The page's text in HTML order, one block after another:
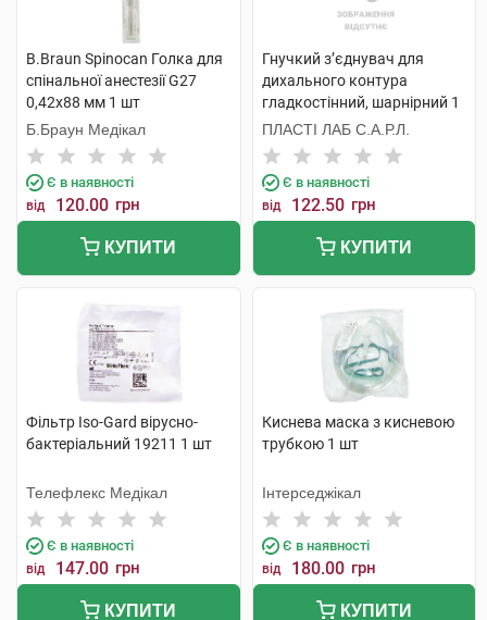
B.Braun Spinocan Голка для
спінальної анестезії G27
0,42x88 мм 1 шт
Б.Браун Медікал
Є в наявності
від 120.00 грн
КУПИТИ
Гнучкий з’єднувач для
дихального контура
гладкостінний, шарнірний 1
шт
ПЛАСТІ ЛАБ С.А.Р.Л.
Є в наявності
від 122.50 грн
КУПИТИ
Фільтр Iso-Gard вірусно-
бактеріальний 19211 1 шт
Телефлекс Медікал
Є в наявності
від 147.00 грн
КУПИТИ
Киснева маска з кисневою
трубкою 1 шт
Інтерседжікал
Є в наявності
від 180.00 грн
КУПИТИ